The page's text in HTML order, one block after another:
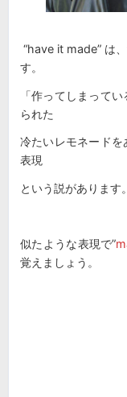
“have it made” は
す。
「作ってしまって
られた
冷たいレモネードを
表現
という説があります。
似たような表現で”
覚えましょう。